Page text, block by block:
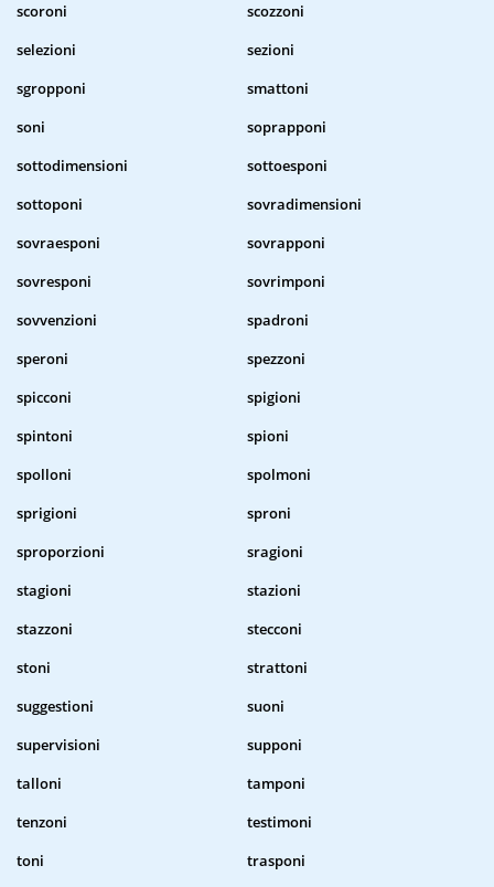
scoroni
scozzoni
selezioni
sezioni
sgropponi
smattoni
soni
soprapponi
sottodimensioni
sottoesponi
sottoponi
sovradimensioni
sovraesponi
sovrapponi
sovresponi
sovrimponi
sovvenzioni
spadroni
speroni
spezzoni
spicconi
spigioni
spintoni
spioni
spolloni
spolmoni
sprigioni
sproni
sproporzioni
sragioni
stagioni
stazioni
stazzoni
stecconi
stoni
strattoni
suggestioni
suoni
supervisioni
supponi
talloni
tamponi
tenzoni
testimoni
toni
trasponi